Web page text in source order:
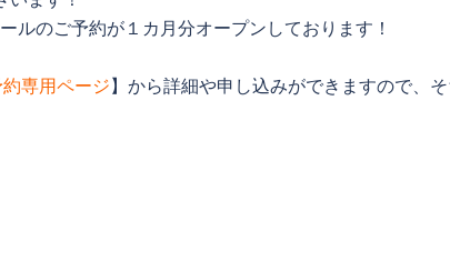
ルのご予約が１カ月分オープンしております！
約専用ページ】から詳細や申し込みができますので、